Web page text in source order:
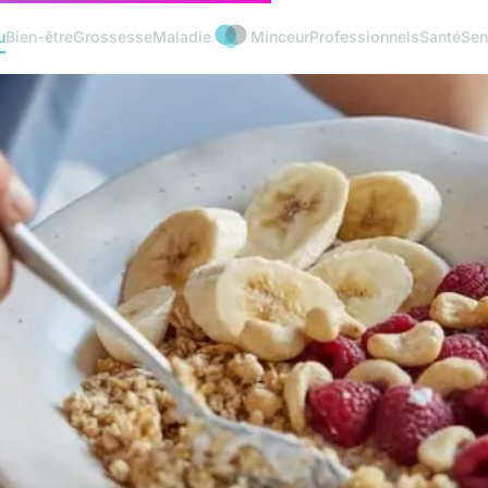
Bien-êtreGrossesseMaladie MinceurProfessionnelsSanté